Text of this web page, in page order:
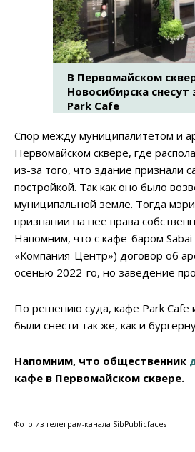
В Первомайском
Новосибирска снесут
Раrk Cafe
Спор между муниципалитетом и
Первомайском сквере, где
из-за того, что здание признали
постройкой. Так как оно было
муниципальной земле. Тогда
признании на нее права
Напомним, что с кафе-баром
«Компания-Центр») договор об
осенью 2022-го, но заведение
По решению суда, кафе Park Cafe
были снести так же, как и
Напомним, что общественник
кафе в Первомайском сквере.
Фото из телеграм-канала SibPublicfaces